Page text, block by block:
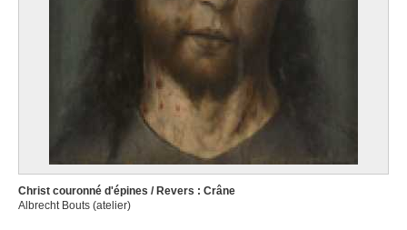
Christ couronné d'épines / Revers : Crâne
Albrecht Bouts (atelier)